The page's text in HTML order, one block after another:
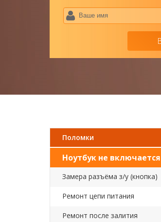
Поломки
Ноутбук не включается
Замера разъёма з/у (кнопка)
Ремонт цепи питания
Ремонт после залития